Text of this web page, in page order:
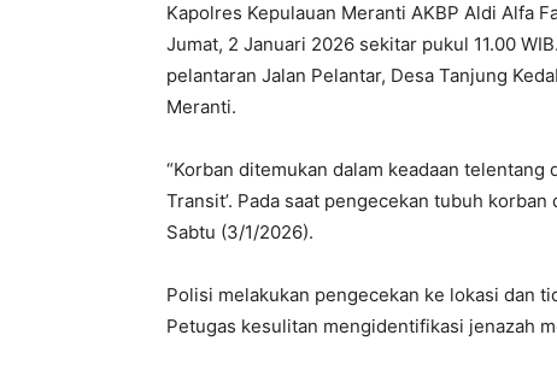
Kapolres Kepulauan Meranti AKBP Aldi Alfa
Jumat, 2 Januari 2026 sekitar pukul 11.00
pelantaran Jalan Pelantar, Desa Tanjung
Meranti.
“Korban ditemukan dalam keadaan
Transit’. Pada saat pengecekan tubuh
Sabtu (3/1/2026).
Polisi melakukan pengecekan ke lokasi dan
Petugas kesulitan mengidentifikasi jenazah